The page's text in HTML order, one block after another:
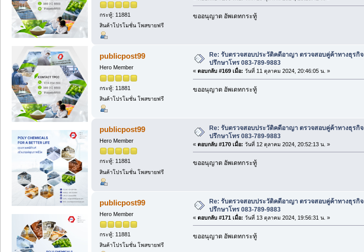
กระทู้: 11881
สินค้าโปรโมชั่น โพสขายฟรี
ขออนุญาต อัพเดทกระทู้
publicpost99
Hero Member
กระทู้: 11881
สินค้าโปรโมชั่น โพสขายฟรี
Re: รับตรวจสอบประวัติคดีอาญา ตรวจสอบคู่ค้าทางธุรกิจ
ปรึกษาโทร 083-789-9883
« ตอบกลับ #169 เมื่อ: วันที่ 11 ตุลาคม 2024, 20:46:05 น. »
ขออนุญาต อัพเดทกระทู้
publicpost99
Hero Member
กระทู้: 11881
สินค้าโปรโมชั่น โพสขายฟรี
Re: รับตรวจสอบประวัติคดีอาญา ตรวจสอบคู่ค้าทางธุรกิจ
ปรึกษาโทร 083-789-9883
« ตอบกลับ #170 เมื่อ: วันที่ 12 ตุลาคม 2024, 20:52:13 น. »
ขออนุญาต อัพเดทกระทู้
publicpost99
Hero Member
กระทู้: 11881
สินค้าโปรโมชั่น โพสขายฟรี
Re: รับตรวจสอบประวัติคดีอาญา ตรวจสอบคู่ค้าทางธุรกิจ
ปรึกษาโทร 083-789-9883
« ตอบกลับ #171 เมื่อ: วันที่ 13 ตุลาคม 2024, 19:56:31 น. »
ขออนุญาต อัพเดทกระทู้